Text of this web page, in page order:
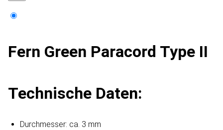
Fern Green Paracord Type II
Technische Daten:
Durchmesser: ca. 3 mm